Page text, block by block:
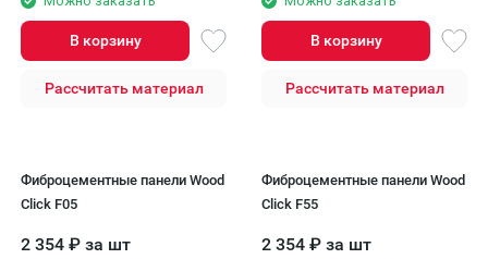
В корзину
Рассчитать материал
В корзину
Рассчитать материал
Фиброцементные панели Wood
Click F05
2 354 ₽ за шт
Фиброцементные панели Wood
Click F55
2 354 ₽ за шт